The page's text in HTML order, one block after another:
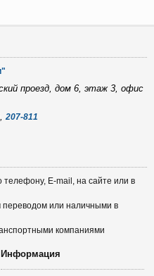
проезд, дом 6, этаж 3, офис
,207-811
телефону, E-mail, на сайте или в
переводом или наличными в
компаниями
Информация